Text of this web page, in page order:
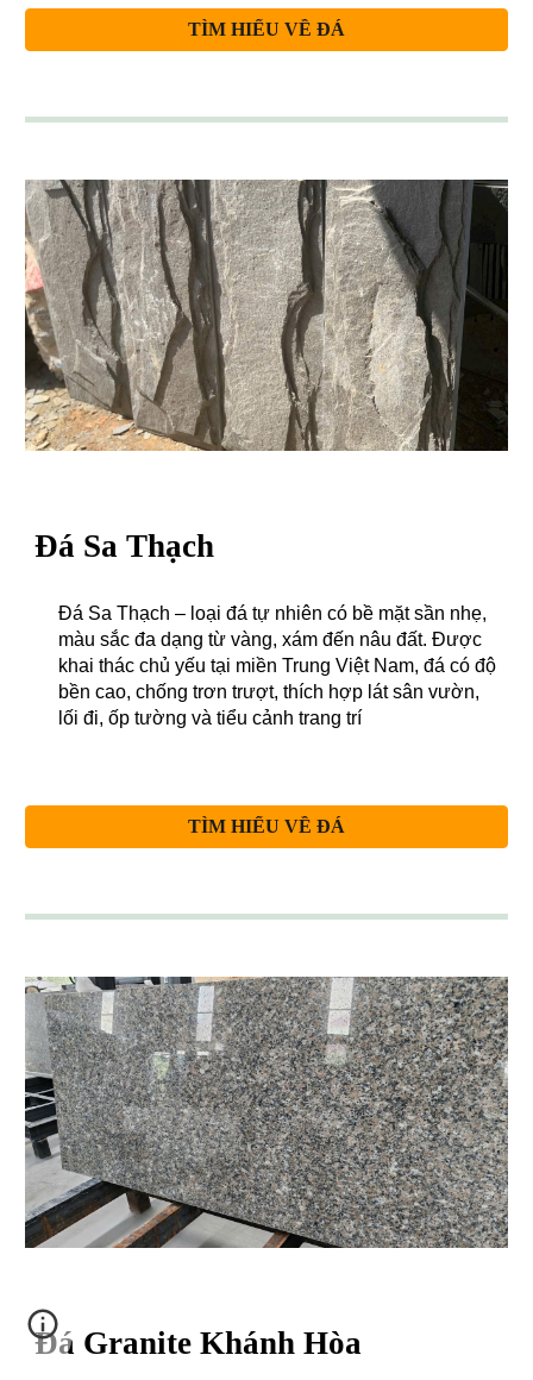
TÌM HIỂU VỀ ĐÁ
Đá Sa Thạch
Đá Sa Thạch – loại đá tự nhiên có bề mặt sần nhẹ,
màu sắc đa dạng từ vàng, xám đến nâu đất. Được
khai thác chủ yếu tại miền Trung Việt Nam, đá có độ
bền cao, chống trơn trượt, thích hợp lát sân vườn,
lối đi, ốp tường và tiểu cảnh trang trí
TÌM HIỂU VỀ ĐÁ
Đá Granite Khánh Hòa